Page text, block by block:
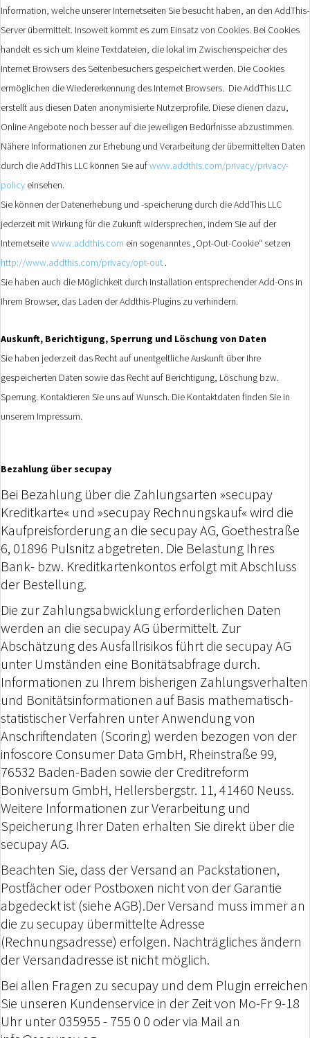
Information, welche unserer Internetseiten Sie besucht haben, an den AddThis-
Server übermittelt. Insoweit kommt es zum Einsatz von Cookies. Bei Cookies
handelt es sich um kleine Textdateien, die lokal im Zwischenspeicher des
Internet Browsers des Seitenbesuchers gespeichert werden. Die Cookies
ermöglichen die Wiedererkennung des Internet Browsers. Die AddThis LLC
erstellt aus diesen Daten anonymisierte Nutzerprofile. Diese dienen dazu,
Online Angebote noch besser auf die jeweiligen Bedürfnisse abzustimmen.
Nähere Informationen zur Erhebung und Verarbeitung der übermittelten Daten
durch die AddThis LLC können Sie aufwww.addthis.com/privacy/privacy-
policy einsehen.
Sie können der Datenerhebung und -speicherung durch die AddThis LLC
jederzeit mit Wirkung für die Zukunft widersprechen, indem Sie auf der
Internetseitewww.addthis.com ein sogenanntes „Opt-Out-Cookie“ setzen
http://www.addthis.com/privacy/opt-out .
Sie haben auch die Möglichkeit durch Installation entsprechender Add-Ons in
Ihrem Browser, das Laden der Addthis-Plugins zu verhindern.
Auskunft, Berichtigung, Sperrung und Löschung von Daten
Sie haben jederzeit das Recht auf unentgeltliche Auskunft über Ihre
gespeicherten Daten sowie das Recht auf Berichtigung, Löschung bzw.
Sperrung. Kontaktieren Sie uns auf Wunsch. Die Kontaktdaten finden Sie in
unserem Impressum.
Bezahlung über secupay
Bei Bezahlung über die Zahlungsarten »secupay
Kreditkarte« und »secupay Rechnungskauf« wird die
Kaufpreisforderung an die secupay AG, Goethestraße
6, 01896 Pulsnitz abgetreten. Die Belastung Ihres
Bank- bzw. Kreditkartenkontos erfolgt mit Abschluss
der Bestellung.
Die zur Zahlungsabwicklung erforderlichen Daten
werden an die secupay AG übermittelt. Zur
Abschätzung des Ausfallrisikos führt die secupay AG
unter Umständen eine Bonitätsabfrage durch.
Informationen zu Ihrem bisherigen Zahlungsverhalten
und Bonitätsinformationen auf Basis mathematisch-
statistischer Verfahren unter Anwendung von
Anschriftendaten (Scoring) werden bezogen von der
infoscore Consumer Data GmbH, Rheinstraße 99,
76532 Baden-Baden sowie der Creditreform
Boniversum GmbH, Hellersbergstr. 11, 41460 Neuss.
Weitere Informationen zur Verarbeitung und
Speicherung Ihrer Daten erhalten Sie direkt über die
secupay AG.
Beachten Sie, dass der Versand an Packstationen,
Postfächer oder Postboxen nicht von der Garantie
abgedeckt ist (siehe AGB).Der Versand muss immer an
die zu secupay übermittelte Adresse
(Rechnungsadresse) erfolgen. Nachträgliches ändern
der Versandadresse ist nicht möglich.
Bei allen Fragen zu secupay und dem Plugin erreichen
Sie unseren Kundenservice in der Zeit von Mo-Fr 9-18
Uhr unter 035955 - 755 0 0 oder via Mail an